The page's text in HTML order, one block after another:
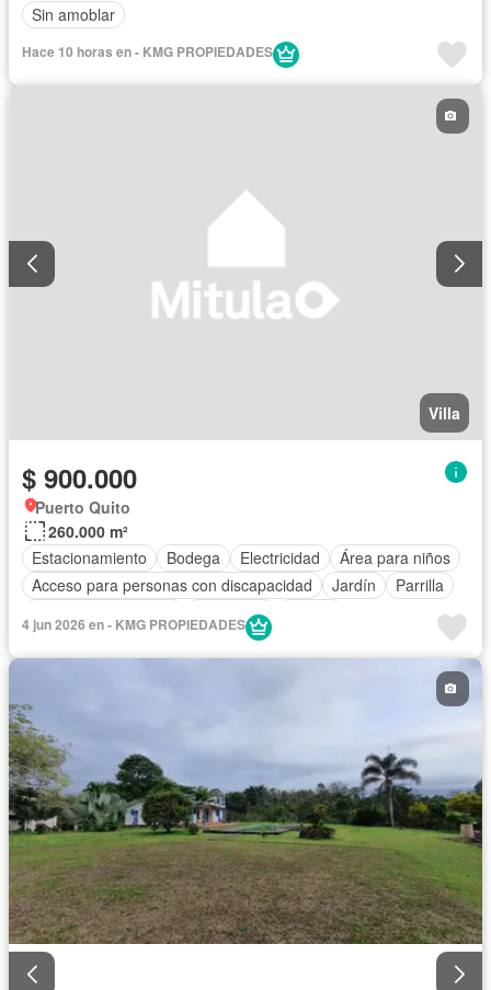
Sin amoblar
Hace 10 horas en - KMG PROPIEDADES
Villa
$ 900.000
Puerto Quito
260.000 m²
Estacionamiento
Bodega Electricidad
Área para niños
Acceso para personas con discapacidad
Jardín
Parrilla
Seguridad
Completamente amoblado
4 jun 2026 en - KMG PROPIEDADES